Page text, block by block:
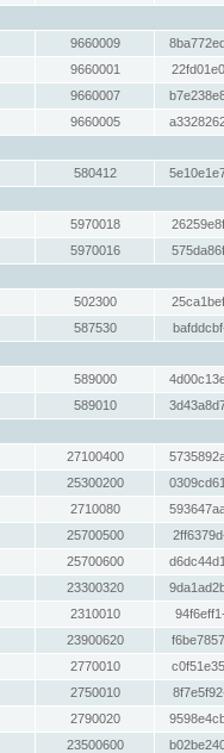
9660009
9660001
9660007
9660005
580412
5970018
5970016
502300
587530
589000
589010
27100400
25300200
2710080
25700500
25700600
23300320
2310010
23900620
2770010
2750010
2790020
23500600